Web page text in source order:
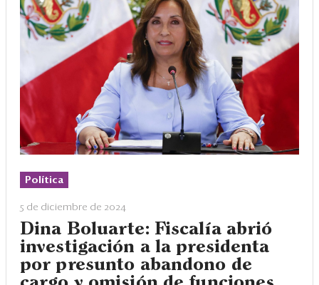
Política
5 de diciembre de 2024
Dina Boluarte: Fiscalía abrió
investigación a la presidenta
por presunto abandono de